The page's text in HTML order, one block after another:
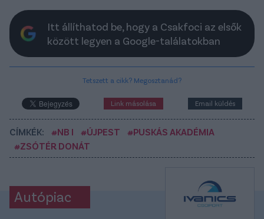
Itt állíthatod be, hogy a Csakfoci az elsők
között legyen a Google-találatokban
Tetszett a cikk? Megosztanád?
Link másolása Email küldés
CÍMKÉK: #NB I #ÚJPEST
#PUSKÁS AKADÉMIA
#ZSÓTÉR DONÁT
Autópiac